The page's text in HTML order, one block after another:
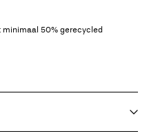
50% gerecycled